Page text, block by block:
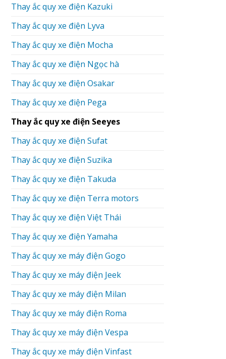
Thay ắc quy xe điện Kazuki
Thay ắc quy xe điện Lyva
Thay ắc quy xe điện Mocha
Thay ắc quy xe điện Ngọc hà
Thay ắc quy xe điện Osakar
Thay ắc quy xe điện Pega
Thay ắc quy xe điện Seeyes
Thay ắc quy xe điện Sufat
Thay ắc quy xe điện Suzika
Thay ắc quy xe điện Takuda
Thay ắc quy xe điện Terra motors
Thay ắc quy xe điện Việt Thái
Thay ắc quy xe điện Yamaha
Thay ắc quy xe máy điện Gogo
Thay ắc quy xe máy điện Jeek
Thay ắc quy xe máy điện Milan
Thay ắc quy xe máy điện Roma
Thay ắc quy xe máy điện Vespa
Thay ắc quy xe máy điện Vinfast